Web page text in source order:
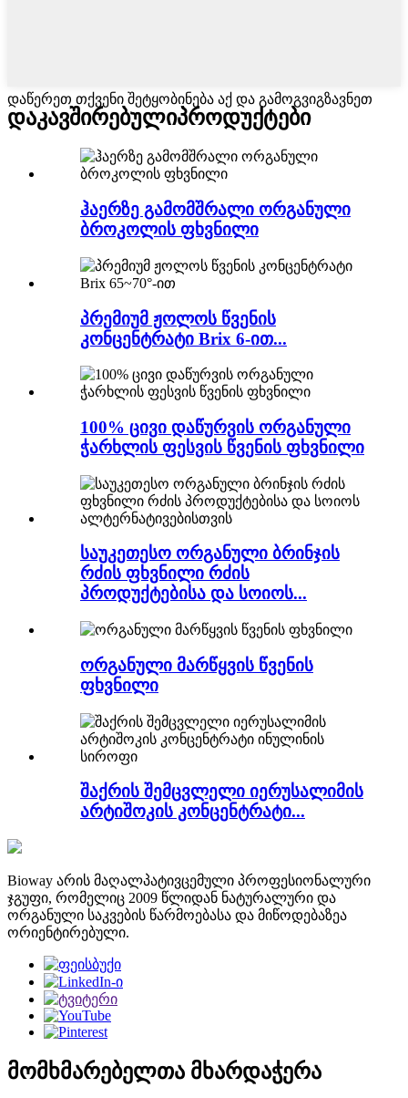
დაწერეთ თქვენი შეტყობინება აქ და გამოგვიგზავნეთ
დაკავშირებულიპროდუქტები
ჰაერზე გამომშრალი ორგანული
ბროკოლის ფხვნილი
პრემიუმ ჟოლოს წვენის
კონცენტრატი Brix 6-ით...
100% ცივი დაწურვის ორგანული
ჭარხლის ფესვის წვენის ფხვნილი
საუკეთესო ორგანული ბრინჯის
რძის ფხვნილი რძის
პროდუქტებისა და სოიოს...
ორგანული მარწყვის წვენის
ფხვნილი
შაქრის შემცვლელი იერუსალიმის
არტიშოკის კონცენტრატი...
Bioway არის მაღალპატივცემული პროფესიონალური
ჯგუფი, რომელიც 2009 წლიდან ნატურალური და
ორგანული საკვების წარმოებასა და მიწოდებაზეა
ორიენტირებული.
მომხმარებელთა მხარდაჭერა